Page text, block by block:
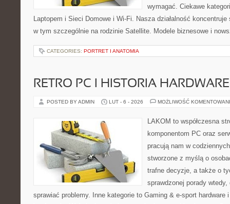
wymagać. Ciekawe
Laptopem i Sieci Domowe i Wi-Fi. Nasza działalność
w tym szczególnie na rodzinie Satellite. Modele biznesowe i
CATEGORIES: PORTRET I ANATOMIA
RETRO PC I HISTORIA
POSTED BY ADMIN LUT - 6 - 2026 MOŻLIWOŚĆ
LAKOM to współczesna
komponentom PC oraz
pracują nam w
stworzone z myślą o
trafne decyzje, a także o
sprawdzonej porady
sprawiać problemy. Inne kategorie to Gaming & e-sport hardware